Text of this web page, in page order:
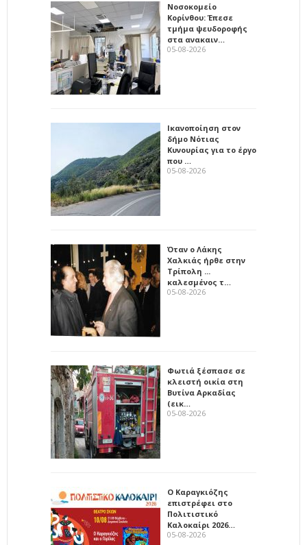
Νοσοκομείο
Κορίνθου: Έπεσε
τμήμα ψευδοροφής
στα ανακαιν…
05-08-2026
Ικανοποίηση στον
δήμο Νότιας
Κυνουρίας για το έργο
που …
05-08-2026
Όταν ο Λάκης
Χαλκιάς ήρθε στην
Τρίπολη ...
καλεσμένος τ…
05-08-2026
Φωτιά ξέσπασε σε
κλειστή οικία στη
Βυτίνα Αρκαδίας
(εικ…
05-08-2026
Ο Καραγκιόζης
επιστρέφει στο
Πολιτιστικό
Καλοκαίρι 2026…
05-08-2026